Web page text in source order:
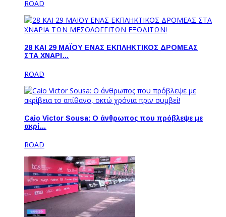
ROAD
28 ΚΑΙ 29 ΜΑΪΟΥ ΕΝΑΣ ΕΚΠΛΗΚΤΙΚΟΣ ΔΡΟΜΕΑΣ
ΣΤΑ ΧΝΑΡΙ…
ROAD
Caio Victor Sousa: O άνθρωπος που πρόβλεψε με
ακρί…
ROAD